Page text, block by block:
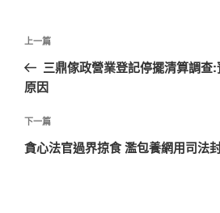
文
導
覽
上
一
篇
章
上一篇
三鼎傢政營業登記停擺清算調查
原因
下
一
下一篇
貪心法官過界掠食 濫包養網用司法